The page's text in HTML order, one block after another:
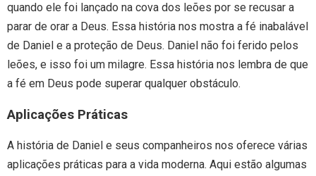
quando ele foi lançado na cova dos leões por se recusar a
parar de orar a Deus. Essa história nos mostra a fé inabalável
de Daniel e a proteção de Deus. Daniel não foi ferido pelos
leões, e isso foi um milagre. Essa história nos lembra de que
a fé em Deus pode superar qualquer obstáculo.
Aplicações Práticas
A história de Daniel e seus companheiros nos oferece várias
aplicações práticas para a vida moderna. Aqui estão algumas